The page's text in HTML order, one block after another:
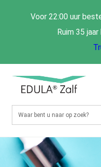
Voor 22:00 uur
Ruim 35